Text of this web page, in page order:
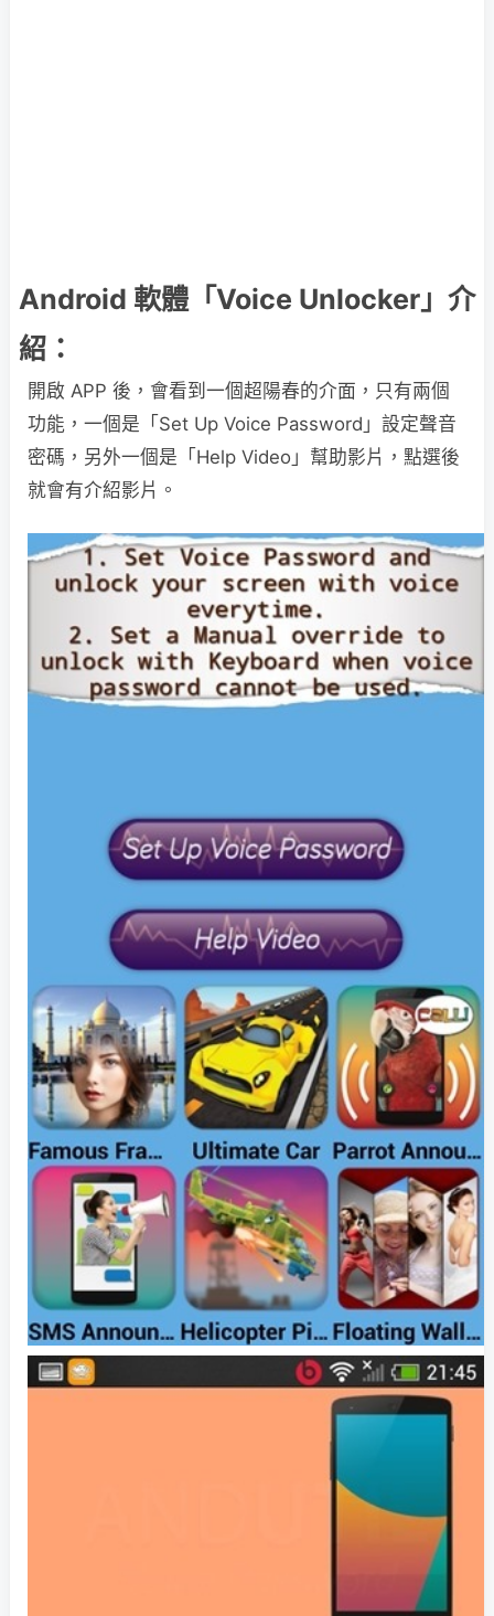
Android 軟體「Voice Unlocker」介
紹：
開啟 APP 後，會看到一個超陽春的介面，只有兩個
功能，一個是「Set Up Voice Password」設定聲音
密碼，另外一個是「Help Video」幫助影片，點選後
就會有介紹影片。